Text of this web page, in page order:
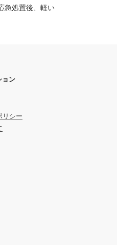
急処置後、軽い
ョン
リシー